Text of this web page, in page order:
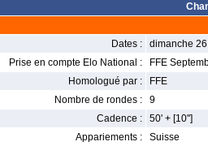
Dates :
dimanche
Prise en compte Elo National :
FFE
Homologué par :
FFE
Nombre de rondes :
9
Cadence :
50' + [10'']
Appariements :
Suisse